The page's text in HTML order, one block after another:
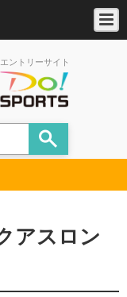
ントリーサイト
アスロン